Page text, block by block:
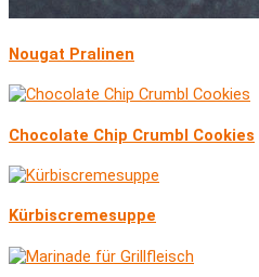
Nougat Pralinen
Chocolate Chip Crumbl Cookies
Kürbiscremesuppe